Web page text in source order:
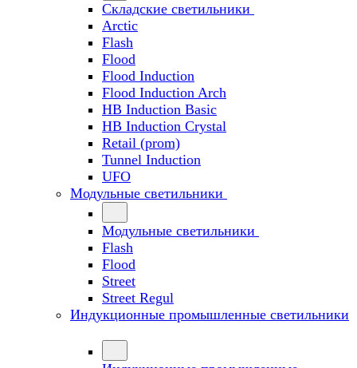
Складские светильники
Arctic
Flash
Flood
Flood Induction
Flood Induction Arch
HB Induction Basic
HB Induction Crystal
Retail (prom)
Tunnel Induction
UFO
Модульные светильники
Модульные светильники
Flash
Flood
Street
Street Regul
Индукционные промышленные светильники